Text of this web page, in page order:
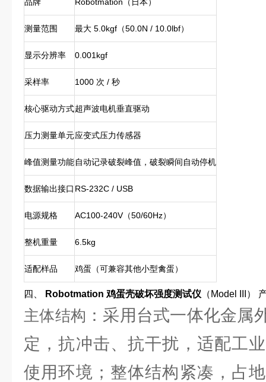
测量范围 最大 5.0kgf（50.0N / 10.0lbf）
显示分辨率 0.001kgf
采样率 1000 次 / 秒
核心驱动方式超声波电机垂直驱动
压力测量单元应变式压力传感器
峰值测量功能自动记录破裂峰值，破裂瞬间自动停机
数据输出接口 RS-232C / USB
电源规格 AC100-240V（50/60Hz）
整机重量 6.5kg
适配样品 鸡蛋（可兼容其他小型禽蛋）
四、 Robotmation 鸡蛋壳破坏强度测试仪 （Model III）
主体结构 ：采用台式一体化金属
定，抗冲击、抗干扰，适配工
使用环境；整体结构紧凑，占